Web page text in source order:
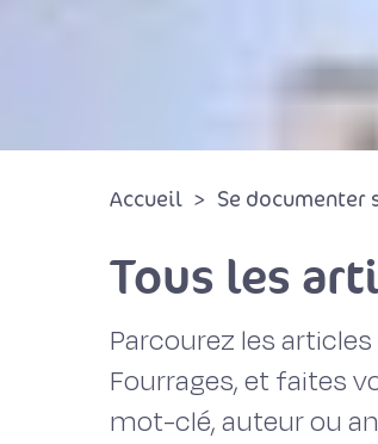
Accueil Se documenter
Tous les
Parcourez les articles
Fourrages, et faites
mot-clé, auteur ou